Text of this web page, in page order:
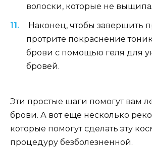
волоски, которые не
Наконец, чтобы завершить
протрите покраснение
брови с помощью геля для
бровей.
Эти простые шаги помогут вам
брови. А вот еще несколько
которые помогут сделать эту
процедуру безболезненной.